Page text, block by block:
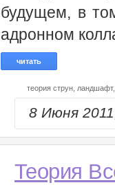
будущем, в
адронном
читать
теория струн,
8 Июня
Теория